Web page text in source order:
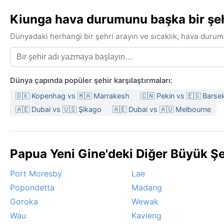
Kiunga hava durumunu başka bir
Dünyadaki herhangi bir şehri arayın ve sıcaklık, hava
Dünya çapında popüler şehir karşılaştırmaları:
🇩🇰 Kopenhag vs 🇲🇦 Marrakesh
🇨🇳 Pekin vs 🇪🇸
🇦🇪 Dubai vs 🇺🇸 Şikago
🇦🇪 Dubai vs 🇦🇺 Melbourne
Papua Yeni Gine'deki Diğer Büyük
Port Moresby
Lae
Popondetta
Madang
Goroka
Wewak
Wau
Kavieng